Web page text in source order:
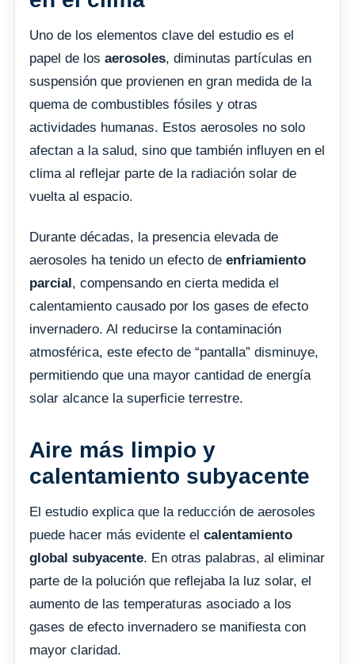
Uno de los elementos clave del estudio es el
papel de los aerosoles, diminutas partículas en
suspensión que provienen en gran medida de la
quema de combustibles fósiles y otras
actividades humanas. Estos aerosoles no solo
afectan a la salud, sino que también influyen en el
clima al reflejar parte de la radiación solar de
vuelta al espacio.
Durante décadas, la presencia elevada de
aerosoles ha tenido un efecto de enfriamiento
parcial, compensando en cierta medida el
calentamiento causado por los gases de efecto
invernadero. Al reducirse la contaminación
atmosférica, este efecto de “pantalla” disminuye,
permitiendo que una mayor cantidad de energía
solar alcance la superficie terrestre.
Aire más limpio y
calentamiento subyacente
El estudio explica que la reducción de aerosoles
puede hacer más evidente el calentamiento
global subyacente. En otras palabras, al eliminar
parte de la polución que reflejaba la luz solar, el
aumento de las temperaturas asociado a los
gases de efecto invernadero se manifiesta con
mayor claridad.